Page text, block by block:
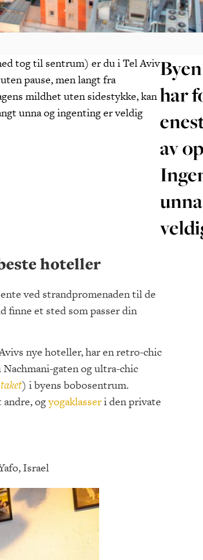
tog til sentrum) er du i Tel Aviv
pause, men langt fra
mildhet uten sidestykke, kan
unna og ingenting er veldig
har
av
hoteller
ved strandpromenaden til de
finne et sted som passer din
nye hoteller, har en retro-chic
gaten og ultra-chic
taket) i byens bobosentrum.
andre, ogyogaklasseri den private
Israel